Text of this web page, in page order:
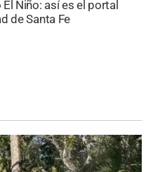
El Niño: así es el portal
de Santa Fe